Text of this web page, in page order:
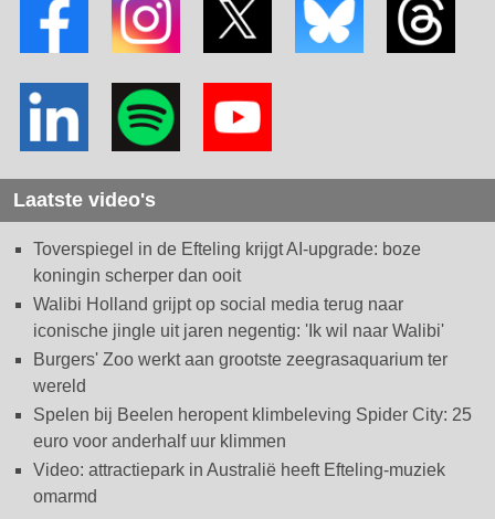
Laatste video's
Toverspiegel in de Efteling krijgt AI-upgrade: boze
koningin scherper dan ooit
Walibi Holland grijpt op social media terug naar
iconische jingle uit jaren negentig: 'Ik wil naar Walibi'
Burgers' Zoo werkt aan grootste zeegrasaquarium ter
wereld
Spelen bij Beelen heropent klimbeleving Spider City: 25
euro voor anderhalf uur klimmen
Video: attractiepark in Australië heeft Efteling-muziek
omarmd